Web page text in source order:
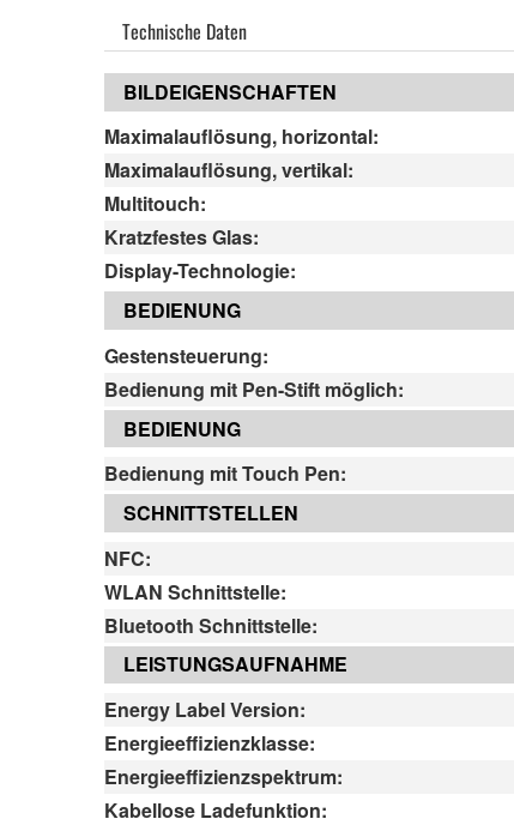
Technische Daten
BILDEIGENSCHAFTEN
Maximalauflösung, horizontal:
Maximalauflösung, vertikal:
Multitouch:
Kratzfestes Glas:
Display-Technologie:
BEDIENUNG
Gestensteuerung:
Bedienung mit Pen-Stift möglich:
BEDIENUNG
Bedienung mit Touch Pen:
SCHNITTSTELLEN
NFC:
WLAN Schnittstelle:
Bluetooth Schnittstelle:
LEISTUNGSAUFNAHME
Energy Label Version:
Energieeffizienzklasse:
Energieeffizienzspektrum:
Kabellose Ladefunktion: